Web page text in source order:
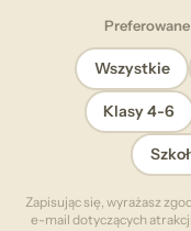
Wszystkie
Klasy 4-6
Zapisując się, wyrażasz
e-mail dotyczących